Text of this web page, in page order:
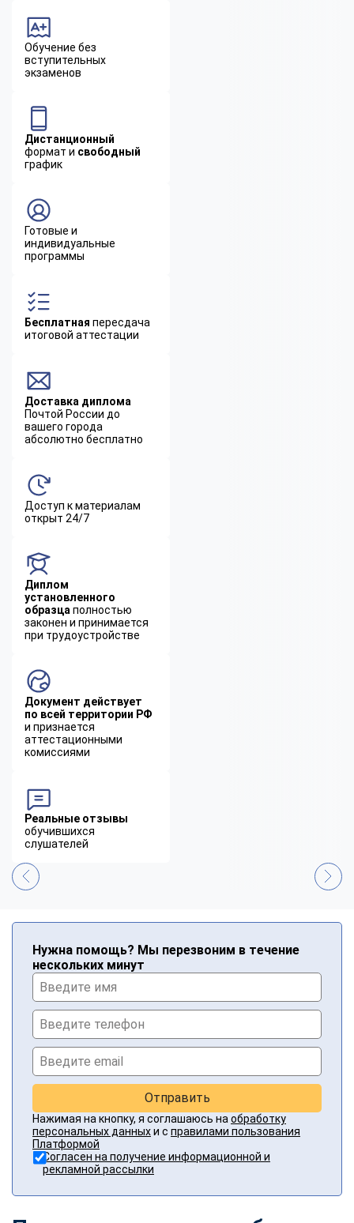
Обучение без
вступительных
экзаменов
Дистанционный
формат и свободный
график
Готовые и
индивидуальные
программы
Бесплатная пересдача
итоговой аттестации
Доставка диплома
Почтой России до
вашего города
абсолютно бесплатно
Доступ к материалам
открыт 24/7
Диплом
установленного
образца полностью
законен и принимается
при трудоустройстве
Документ действует
по всей территории РФ
и признается
аттестационными
комиссиями
Реальные отзывы
обучившихся
слушателей
Нужна помощь? Мы перезвоним в течение
нескольких минут
Отправить
Нажимая на кнопку, я соглашаюсь на обработку
персональных данныхи с правилами пользования
Платформой
Согласен на получение информационной и
рекламной рассылки